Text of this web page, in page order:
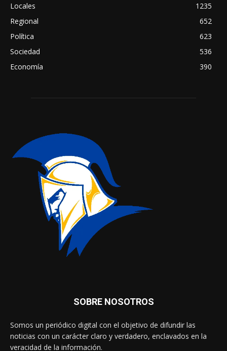
Locales
1235
Regional
652
Política
623
Sociedad
536
Economía
390
SOBRE NOSOTROS
Somos un periódico digital con el objetivo de difundir las
noticias con un carácter claro y verdadero, enclavados en la
veracidad de la información.